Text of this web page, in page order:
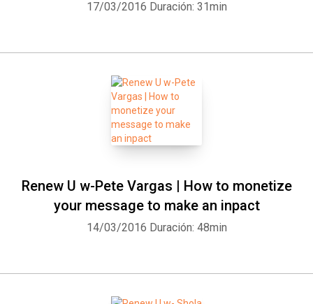
17/03/2016 Duración: 31min
Renew U w-Pete Vargas | How to monetize
your message to make an inpact
14/03/2016 Duración: 48min